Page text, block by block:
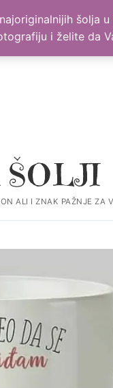
šolja
i želite da
ALI I ZNAK
ŠOLJI
ALI I ZNAK PAŽNJE ZA